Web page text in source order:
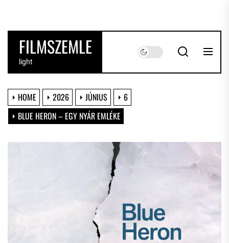
the
contentFILMSZEMLE
light
HOME 2026 JÚNIUS
6
BLUE HERON – EGY NYÁR EMLÉKE